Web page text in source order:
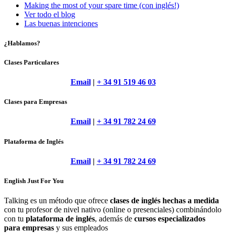
Making the most of your spare time (con inglés!)
Ver todo el blog
Las buenas intenciones
¿Hablamos?
Clases Particulares
Email| + 34 91 519 46 03
Clases para Empresas
Email| + 34 91 782 24 69
Plataforma de Inglés
Email| + 34 91 782 24 69
English Just For You
Talking es un método que ofrece clases de inglés hechas a medida
con tu profesor de nivel nativo (online o presenciales) combinándolo
con tu plataforma de inglés, además de cursos especializados
para empresas y sus empleados